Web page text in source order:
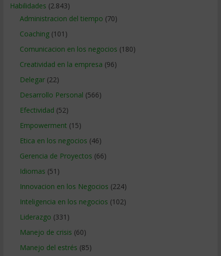
Habilidades (2.843)
Administracion del tiempo (70)
Coaching(101)
Comunicacion en los negocios (180)
Creatividad en la empresa (96)
Delegar(22)
Desarrollo Personal (566)
Efectividad (52)
Empowerment (15)
Etica en los negocios (46)
Gerencia de Proyectos (66)
Idiomas (51)
Innovacion en los Negocios (224)
Inteligencia en los negocios (102)
Liderazgo (331)
Manejo de crisis (60)
Manejo del estrés (85)